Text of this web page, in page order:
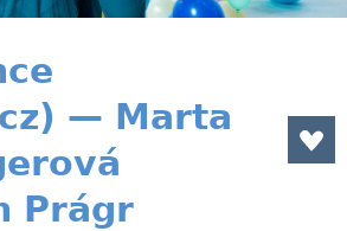
— Marta
Prágr